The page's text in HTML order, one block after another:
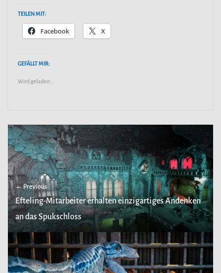
TEILEN MIT:
Facebook X
GEFÄLLT MIR:
Wird geladen …
← Previous
Efteling-Mitarbeiter erhalten einzigartiges Andenken
an das Spukschloss